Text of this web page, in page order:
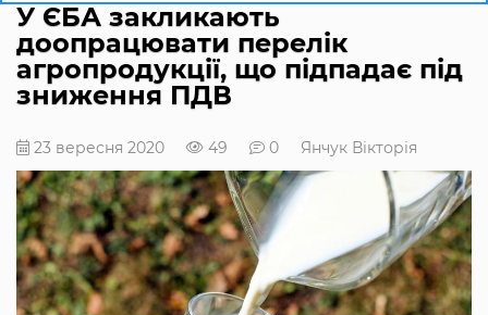
У ЄБА закликають
доопрацювати перелік
агропродукції, що підпадає під
зниження ПДВ
23 вересня 2020 49 0 Янчук Вікторія